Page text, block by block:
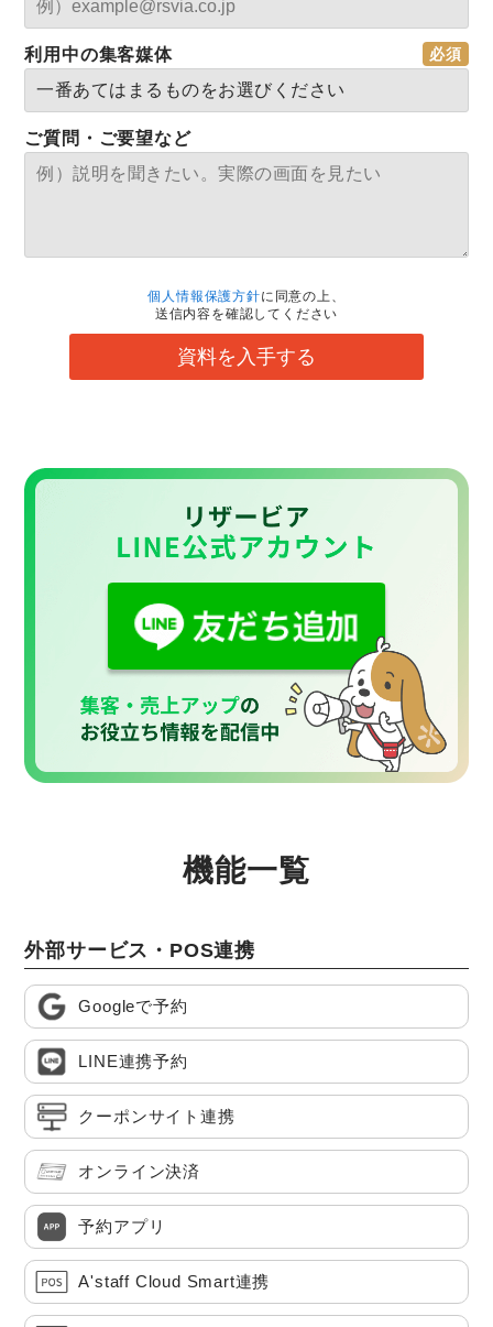
利用中の集客媒体
ご質問・ご要望など
個人情報保護方針に同意の上、
送信内容を確認してください
資料を入手する
機能一覧
外部サービス・POS連携
Googleで予約
LINE連携予約
クーポンサイト連携
オンライン決済
予約アプリ
A'staff Cloud Smart連携